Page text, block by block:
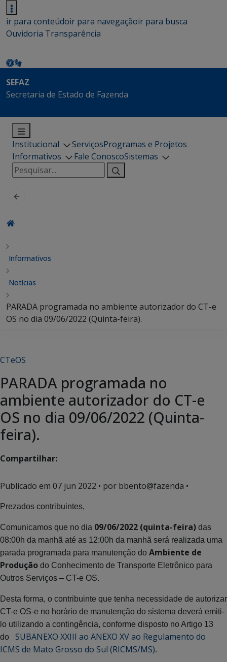
ir para conteúdoir para navegaçãoir para busca
Ouvidoria Transparência
SEFAZ
Secretaria de Estado de Fazenda
Institucional ServiçosProgramas e Projetos
Informativos
Fale ConoscoSistemas
Pesquisar
por:
Informativos
Notícias
PARADA programada no ambiente autorizador do CT-e
OS no dia 09/06/2022 (Quinta-feira).
CTeOS
PARADA programada no
ambiente autorizador do CT-e
OS no dia 09/06/2022 (Quinta-
feira).
Compartilhar:
Publicado em 07 jun 2022 • por bbento@fazenda •
Prezados contribuintes,
Comunicamos que no dia 09/06/2022 (quinta-feira) das
08:00h da manhã até as 12:00h da manhã será realizada uma
parada programada para manutenção do Ambiente de
Produção do Conhecimento de Transporte Eletrônico para
Outros Serviços – CT-e OS.
Desta forma, o contribuinte que tenha necessidade de autorizar
CT-e OS-e no horário de manutenção do sistema deverá emiti-
lo utilizando a contingência, conforme disposto no Artigo 13
do
SUBANEXO XXIII ao ANEXO XV ao Regulamento do
ICMS de Mato Grosso do Sul (RICMS/MS).